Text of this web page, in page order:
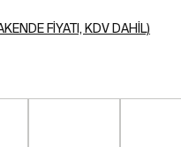
FIYATI, KDV DAHIL)